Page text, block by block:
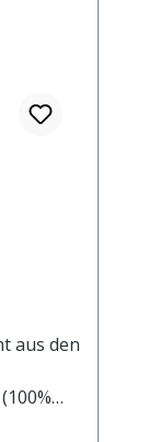
aus den